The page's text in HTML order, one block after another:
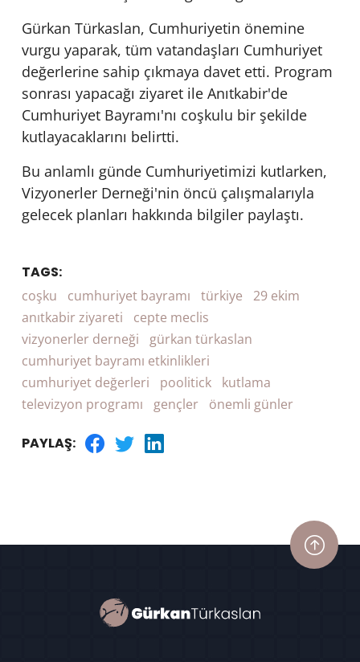
Gürkan Türkaslan, Cumhuriyetin önemine
vurgu yaparak, tüm vatandaşları Cumhuriyet
değerlerine sahip çıkmaya davet etti. Program
sonrası yapacağı ziyaret ile Anıtkabir'de
Cumhuriyet Bayramı'nı coşkulu bir şekilde
kutlayacaklarını belirtti.
Bu anlamlı günde Cumhuriyetimizi kutlarken,
Vizyonerler Derneği'nin öncü çalışmalarıyla
gelecek planları hakkında bilgiler paylaştı.
TAGS:
coşku cumhuriyet bayramı türkiye
29 ekim
anıtkabir ziyareti
cepte meclis
vizyonerler derneği
gürkan türkaslan
cumhuriyet bayramı etkinlikleri
cumhuriyet değerleri
poolitick
kutlama
televizyon programı
gençler önemli günler
PAYLAŞ: